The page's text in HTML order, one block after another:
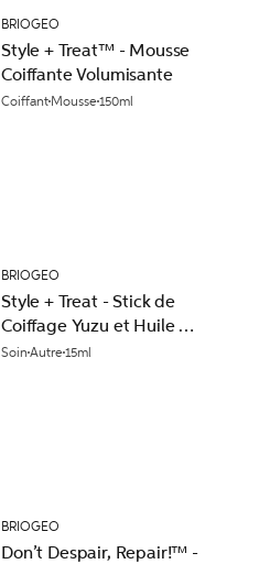
BRIOGEO
Style + Treat™ - Mousse
Coiffante Volumisante
Coiffant Mousse150ml
BRIOGEO
Style + Treat - Stick de
Coiffage Yuzu et Huile de
Prune
Soin Autre15ml
BRIOGEO
Don’t Despair, Repair!™ -